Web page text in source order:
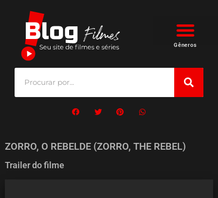
Gêneros
ZORRO, O REBELDE (ZORRO, THE REBEL)
Trailer do filme